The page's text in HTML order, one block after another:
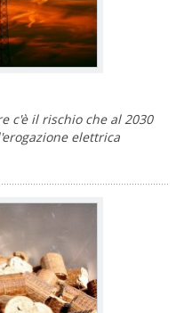
c'è il rischio che al 2030
elettrica